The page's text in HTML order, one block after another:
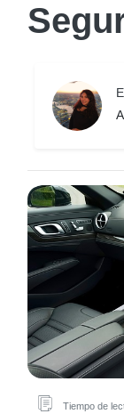
Tiempo de